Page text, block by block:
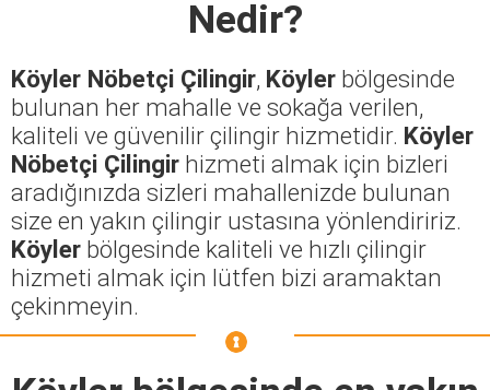
Nedir?
Köyler Nöbetçi Çilingir, Köyler bölgesinde
bulunan her mahalle ve sokağa verilen,
kaliteli ve güvenilir çilingir hizmetidir. Köyler
Nöbetçi Çilingir hizmeti almak için bizleri
aradığınızda sizleri mahallenizde bulunan
size en yakın çilingir ustasına yönlendiririz.
Köyler bölgesinde kaliteli ve hızlı çilingir
hizmeti almak için lütfen bizi aramaktan
çekinmeyin.